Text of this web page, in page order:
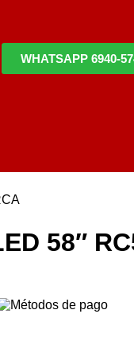
WHATSAPP 6940-
58″